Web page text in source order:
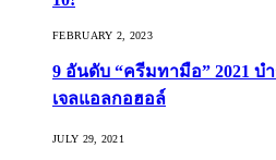
FEBRUARY 2, 2023
9 อันดับ “ครีมทามือ” 2021 บ
เจลแอลกอฮอล์
JULY 29, 2021